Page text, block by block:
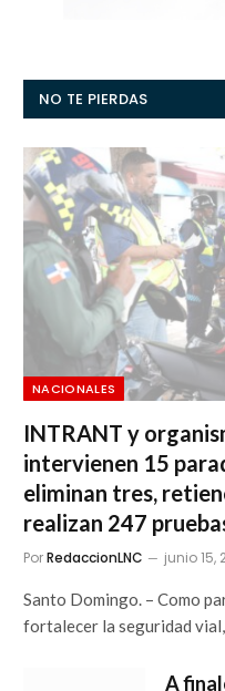
NO TE PIERDAS
NACIONALES
INTRANT y
intervienen 15
eliminan tres,
realizan 247
PorRedaccionLNC junio 15,
Santo Domingo. – Como
fortalecer la seguridad
A